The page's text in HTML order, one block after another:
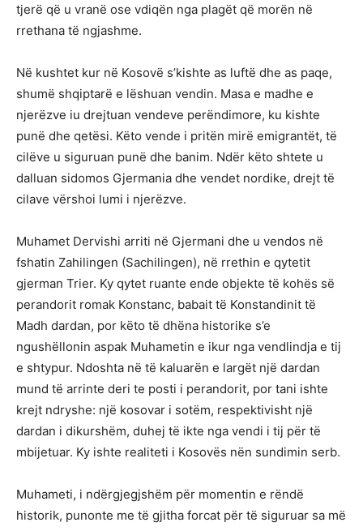
tjerë që u vranë ose vdiqën nga plagët që morën në
rrethana të ngjashme.
Në kushtet kur në Kosovë s’kishte as luftë dhe as paqe,
shumë shqiptarë e lëshuan vendin. Masa e madhe e
njerëzve iu drejtuan vendeve perëndimore, ku kishte
punë dhe qetësi. Këto vende i pritën mirë emigrantët, të
cilëve u siguruan punë dhe banim. Ndër këto shtete u
dalluan sidomos Gjermania dhe vendet nordike, drejt të
cilave vërshoi lumi i njerëzve.
Muhamet Dervishi arriti në Gjermani dhe u vendos në
fshatin Zahilingen (Sachilingen), në rrethin e qytetit
gjerman Trier. Ky qytet ruante ende objekte të kohës së
perandorit romak Konstanc, babait të Konstandinit të
Madh dardan, por këto të dhëna historike s’e
ngushëllonin aspak Muhametin e ikur nga vendlindja e tij
e shtypur. Ndoshta në të kaluarën e largët një dardan
mund të arrinte deri te posti i perandorit, por tani ishte
krejt ndryshe: një kosovar i sotëm, respektivisht një
dardan i dikurshëm, duhej të ikte nga vendi i tij për të
mbijetuar. Ky ishte realiteti i Kosovës nën sundimin serb.
Muhameti, i ndërgjegjshëm për momentin e rëndë
historik, punonte me të gjitha forcat për të siguruar sa më